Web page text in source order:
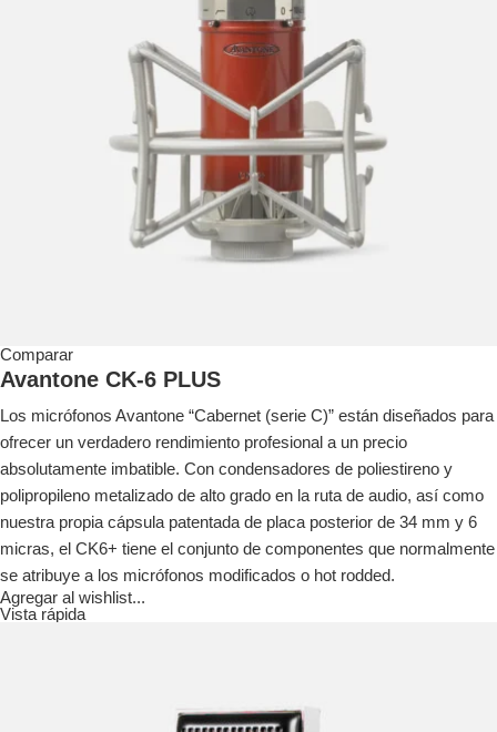
Comparar
Avantone CK-6 PLUS
Los micrófonos Avantone “Cabernet (serie C)” están diseñados para
ofrecer un verdadero rendimiento profesional a un precio
absolutamente imbatible. Con condensadores de poliestireno y
polipropileno metalizado de alto grado en la ruta de audio, así como
nuestra propia cápsula patentada de placa posterior de 34 mm y 6
micras, el CK6+ tiene el conjunto de componentes que normalmente
se atribuye a los micrófonos modificados o hot rodded.
Agregar al wishlist...
Vista rápida